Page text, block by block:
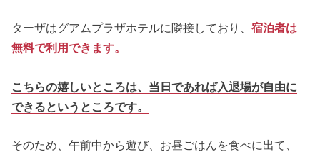
ターザはグアムプラザホテルに隣接しており、宿泊者は
無料で利用できます。
こちらの嬉しいところは、当日であれば入退場が自由に
できるというところです。
そのため、午前中から遊び、お昼ごはんを食べに出て、